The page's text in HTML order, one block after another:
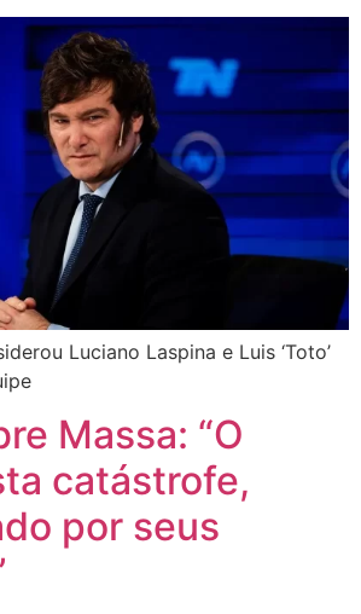
Luciano Laspina e Luis ‘Toto’
Massa: “O
catástrofe,
por seus